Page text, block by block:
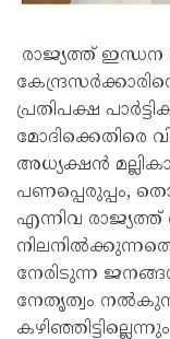
രാജ്യത്ത് ഇന്ധന
പ്രതിപക്ഷ
അധ്യക്ഷൻ
പണപ്പെരുപ്പം,
എന്നിവ
നേരിടുന്ന
നേതൃത്വം